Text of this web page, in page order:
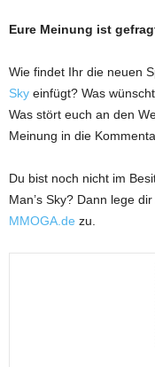
Eure Meinung ist
Wie findet Ihr die neuen
Sky einfügt? Was
Was stört euch an den
Meinung in die
Du bist noch nicht im
Man’s Sky? Dann lege
MMOGA.de zu.